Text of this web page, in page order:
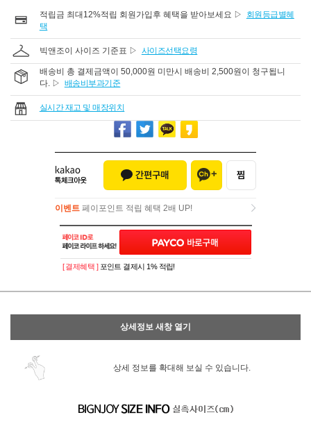
적립금 최대12%적립 회원가입후 혜택을 받아보세요 ▷
회원등급별혜
택
빅앤조이 사이즈 기준표 ▷ 사이즈선택요령
배송비 총 결제금액이 50,000원 미만시 배송비 2,500원이 청구됩니
다. ▷ 배송비부과기준
실시간 재고 및 매장위치
이벤트 페이포인트 적립 혜택 2배 UP!
이벤트페이포인트 적립 혜택 2배 UP!
[ 결제혜택 ] 포인트 결제시 1% 적립!
상세정보 새창 열기
상세 정보를 확대해 보실 수 있습니다.